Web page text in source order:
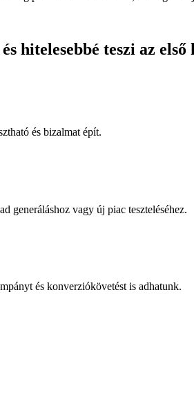
hitelesebbé teszi az
és bizalmat épít.
generáláshoz vagy új piac teszteléséhez.
és konverziókövetést is adhatunk.